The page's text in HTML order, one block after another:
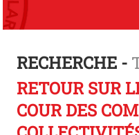
RECHERCHE -
RETOUR SUR
COUR DES